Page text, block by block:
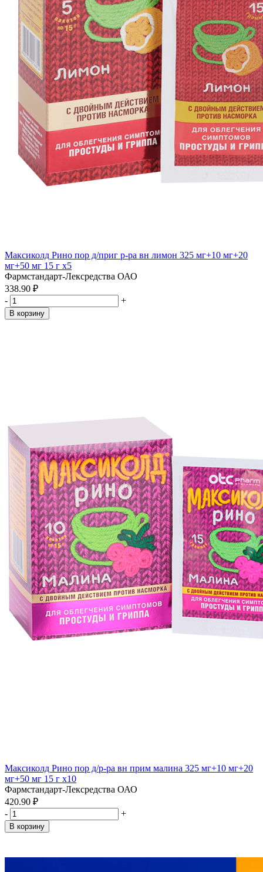
Максиколд Рино пор д/приг р-ра вн лимон 325 мг+10 мг+20
мг+50 мг 15 г x5
Фармстандарт-Лексредства ОАО
338.90 ₽
-
+
В корзину
Максиколд Рино пор д/р-ра вн прим малина 325 мг+10 мг+20
мг+50 мг 15 г x10
Фармстандарт-Лексредства ОАО
420.90 ₽
-
+
В корзину